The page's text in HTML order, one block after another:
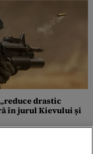
drastic
în jurul Kievului și